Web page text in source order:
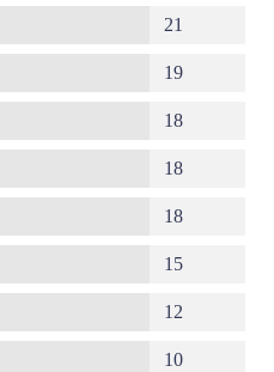
21
19
18
18
18
15
12
10